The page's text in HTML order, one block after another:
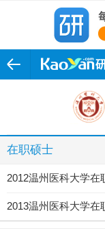
在职硕士
2012温州医科大学
2013温州医科大学